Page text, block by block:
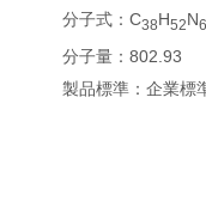
分子式：C38H52N6
分子量：802.93
製品標準：企業標